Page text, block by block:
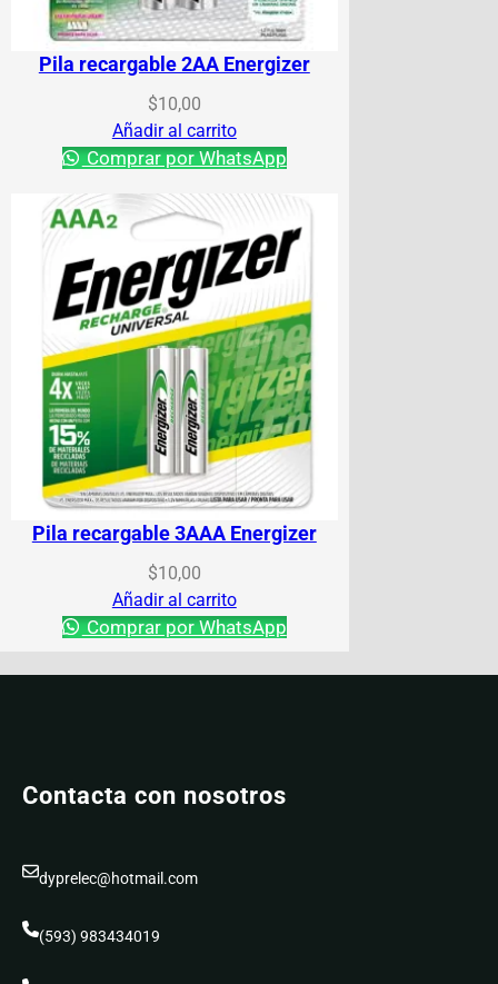
Pila recargable 2AA Energizer
$10,00
Añadir al carrito
Comprar por WhatsApp
Pila recargable 3AAA Energizer
$10,00
Añadir al carrito
Comprar por WhatsApp
Contacta con nosotros
dyprelec@hotmail.com
(593) 983434019